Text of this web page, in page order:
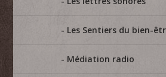
Les Sentiers du bien-
Médiation radio